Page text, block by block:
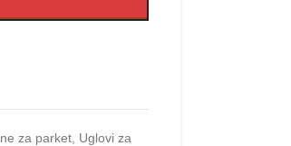
za parket, Uglovi za